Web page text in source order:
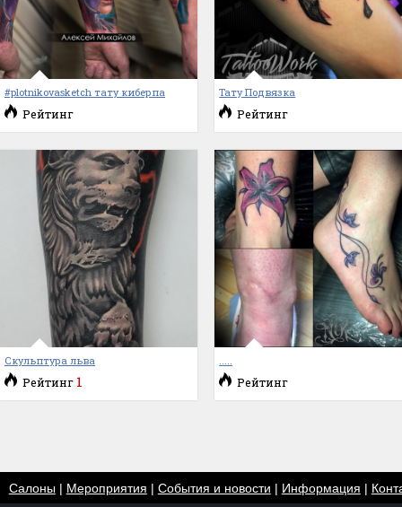
#plotnikovasketch тату киберпа
Рейтинг
Тату Подвязка
Рейтинг
Скульптура льва
Рейтинг 1 Рейтинг
Салоны| Мероприятия | События и новости | Информация |